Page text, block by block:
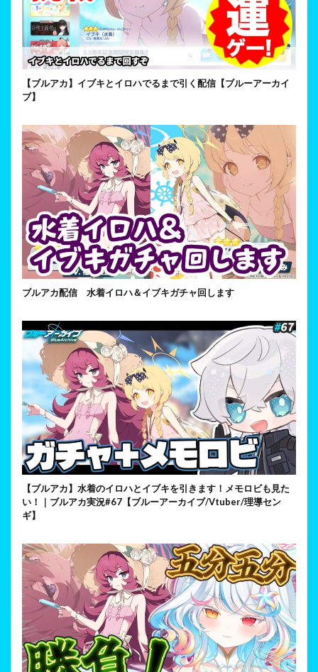
【ブルアカ】イブキとイロハでるまで引く配信【ブルーアーカイ
ブ】
ブルアカ配信 水着イロハ＆イブキガチャ回します
【ブルアカ】水着のイロハとイブキを引きます！メモロビも見た
い！｜ブルアカ実況#67【ブルーアーカイブ/Vtuber/理導セン
ギ】